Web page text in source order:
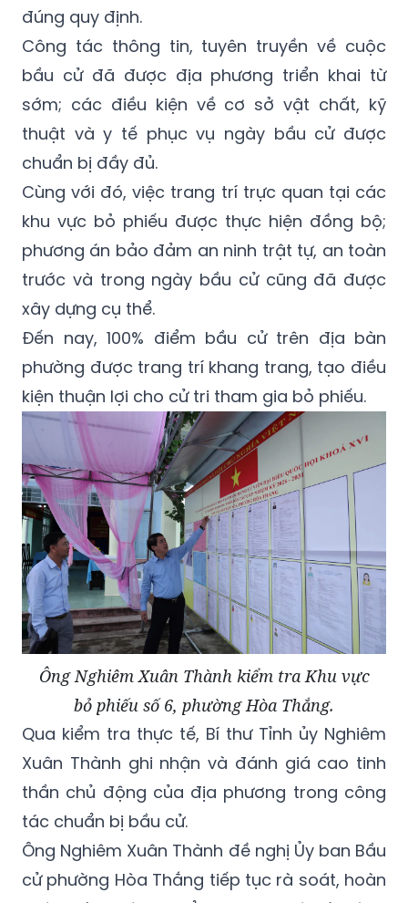
đúng quy định.
Công tác thông tin, tuyên truyền về cuộc
bầu cử đã được địa phương triển khai từ
sớm; các điều kiện về cơ sở vật chất, kỹ
thuật và y tế phục vụ ngày bầu cử được
chuẩn bị đầy đủ.
Cùng với đó, việc trang trí trực quan tại các
khu vực bỏ phiếu được thực hiện đồng bộ;
phương án bảo đảm an ninh trật tự, an toàn
trước và trong ngày bầu cử cũng đã được
xây dựng cụ thể.
Đến nay, 100% điểm bầu cử trên địa bàn
phường được trang trí khang trang, tạo điều
kiện thuận lợi cho cử tri tham gia bỏ phiếu.
Ông Nghiêm Xuân Thành kiểm tra Khu vực
bỏ phiếu số 6, phường Hòa Thắng.
Qua kiểm tra thực tế, Bí thư Tỉnh ủy Nghiêm
Xuân Thành ghi nhận và đánh giá cao tinh
thần chủ động của địa phương trong công
tác chuẩn bị bầu cử.
Ông Nghiêm Xuân Thành đề nghị Ủy ban Bầu
cử phường Hòa Thắng tiếp tục rà soát, hoàn